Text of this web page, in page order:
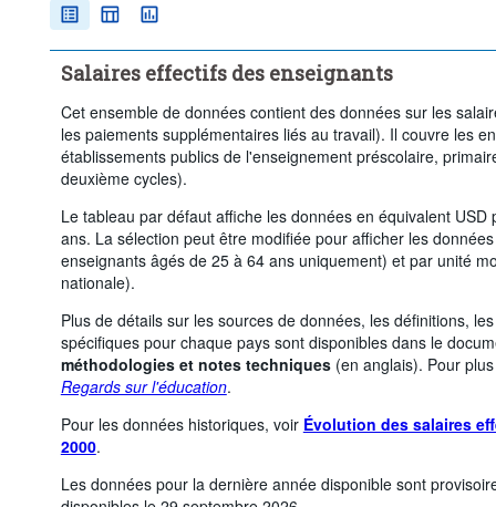
>Filière générale du deuxième cycle de l’enseignement
Supprimer tout
Salaires effectifs des enseignants
Cet ensemble de données contient des données sur les
les paiements supplémentaires liés au travail). Il couvre les
établissements publics de l'enseignement préscolaire,
deuxième cycles).
Le tableau par défaut affiche les données en équivalent
ans. La sélection peut être modifiée pour afficher les
enseignants âgés de 25 à 64 ans uniquement) et par unité
nationale).
Plus de détails sur les sources de données, les définitions,
spécifiques pour chaque pays sont disponibles dans le
méthodologies et notes techniques(en anglais). Pour
Regards sur l'éducation.
Pour les données historiques, voir Évolution des salaires
2000.
Les données pour la dernière année disponible sont